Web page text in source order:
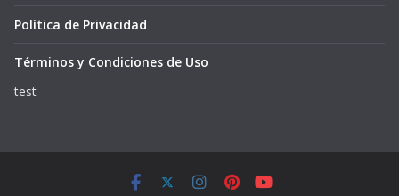
Política de Privacidad
Términos y Condiciones de Uso
test